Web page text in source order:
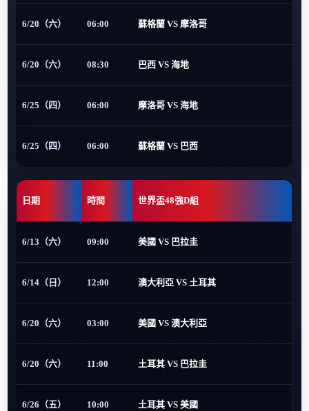
6/20（六） 06:00 蘇格蘭 VS 摩洛哥
6/20（六） 08:30 巴西 VS 海地
6/25（四） 06:00 摩洛哥 VS 海地
6/25（四） 06:00 蘇格蘭 VS 巴西
日期 時間 世界盃48強D組
6/13（六） 09:00 美國 VS 巴拉圭
6/14（日） 12:00 澳大利亞 VS 土耳其
6/20（六） 03:00 美國 VS 澳大利亞
6/20（六） 11:00 土耳其 VS 巴拉圭
6/26（五） 10:00 土耳其 VS 美國